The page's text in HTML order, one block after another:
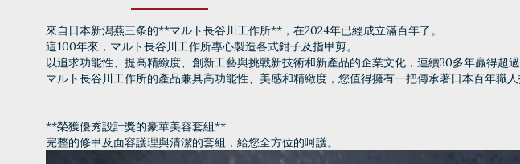
來自日本新潟燕三条的**マルト長谷川工作所**，在2024年已經成立滿百年了。
這100年來，マルト長谷川工作所專心製造各式鉗子及指甲剪。
以追求功能性、提高精緻度、創新工藝與挑戰新技術和新產品的企業文化，連續30多年贏得超
マルト長谷川工作所的產品兼具高功能性、美感和精緻度，您值得擁有一把傳承著日本百年職人
**榮獲優秀設計獎的豪華美容套組**
完整的修甲及面容護理與清潔的套組，給您全方位的呵護。